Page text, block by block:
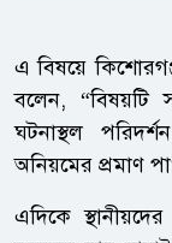
এ বিষয়ে
বলেন, “বিষয়টি
ঘটনাস্থল
অনিয়মের প্রমাণ
এদিকে